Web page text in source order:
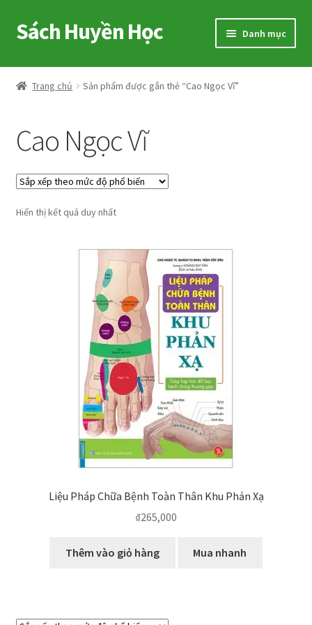
Đi
đến
hướng
Chuyển
đến
dung
Sách Huyền Học Danh mục
Home
Shop
Voucher
Hướng Dẫn
Trang chủ Sản phẩm được gắn thẻ “Cao Ngọc Vĩ”
Cao Ngọc Vĩ
Hiển thị kết quả duy nhất
Liệu Pháp Chữa Bệnh Toàn Thân Khu Phản Xạ
₫265,000
Thêm vào giỏ hàng Mua nhanh